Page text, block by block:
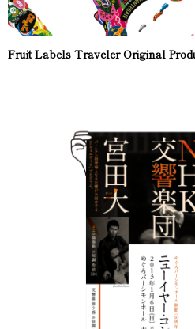
Fruit Labels Traveler Original